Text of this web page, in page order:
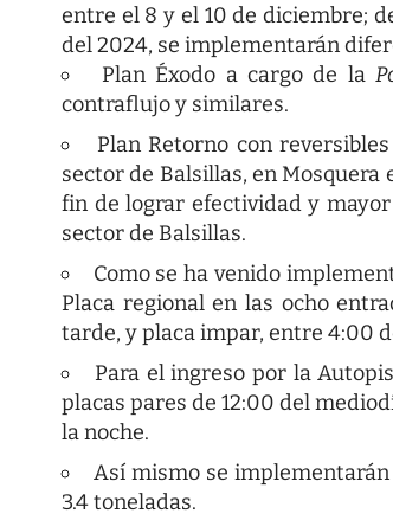
entre el 8 y el 10 de diciembre;
del 2024, se implementarán
Plan Éxodo a cargo de la
contraflujo y similares.
Plan Retorno con
sector de Balsillas, en Mosquera
fin de lograr efectividad y
sector de Balsillas.
Como se ha venido
Placa regional en las ocho
tarde, y placa impar, entre 4:00
Para el ingreso por la
placas pares de 12:00 del
la noche.
Así mismo se
3.4 toneladas.